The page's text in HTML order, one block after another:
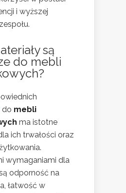
i wyższej
są
do mebli
do mebli
ma istotne
ich trwałości oraz
wymaganiami dla
odporność na
łatwość w